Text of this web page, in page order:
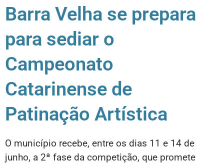
Barra Velha se prepara
para sediar o
Campeonato
Catarinense de
Patinação Artística
O município recebe, entre os dias 11 e 14 de
junho, a 2ª fase da competição, que promete